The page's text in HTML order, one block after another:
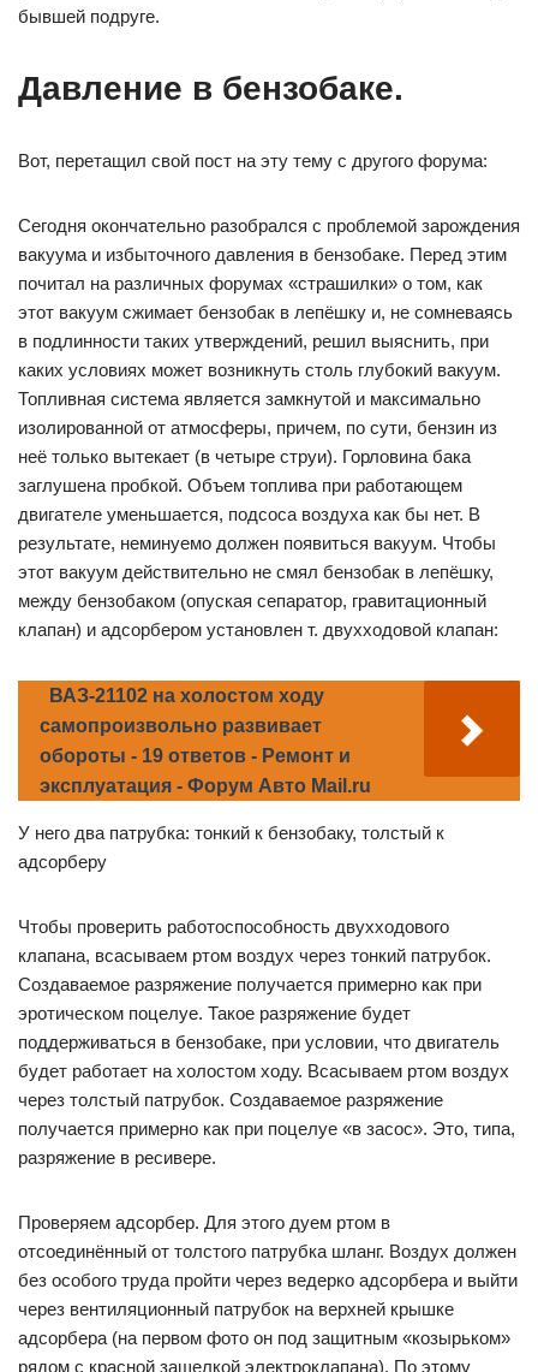
бывшей подруге.
Давление в бензобаке.
Вот, перетащил свой пост на эту тему с другого форума:
Сегодня окончательно разобрался с проблемой зарождения
вакуума и избыточного давления в бензобаке. Перед этим
почитал на различных форумах «страшилки» о том, как
этот вакуум сжимает бензобак в лепёшку и, не сомневаясь
в подлинности таких утверждений, решил выяснить, при
каких условиях может возникнуть столь глубокий вакуум.
Топливная система является замкнутой и максимально
изолированной от атмосферы, причем, по сути, бензин из
неё только вытекает (в четыре струи). Горловина бака
заглушена пробкой. Объем топлива при работающем
двигателе уменьшается, подсоса воздуха как бы нет. В
результате, неминуемо должен появиться вакуум. Чтобы
этот вакуум действительно не смял бензобак в лепёшку,
между бензобаком (опуская сепаратор, гравитационный
клапан) и адсорбером установлен т. двухходовой клапан:
ВАЗ-21102 на холостом ходу
самопроизвольно развивает
обороты - 19 ответов - Ремонт и
эксплуатация - Форум Авто Mail.ru
У него два патрубка: тонкий к бензобаку, толстый к
адсорберу
Чтобы проверить работоспособность двухходового
клапана, всасываем ртом воздух через тонкий патрубок.
Создаваемое разряжение получается примерно как при
эротическом поцелуе. Такое разряжение будет
поддерживаться в бензобаке, при условии, что двигатель
будет работает на холостом ходу. Всасываем ртом воздух
через толстый патрубок. Создаваемое разряжение
получается примерно как при поцелуе «в засос». Это, типа,
разряжение в ресивере.
Проверяем адсорбер. Для этого дуем ртом в
отсоединённый от толстого патрубка шланг. Воздух должен
без особого труда пройти через ведерко адсорбера и выйти
через вентиляционный патрубок на верхней крышке
адсорбера (на первом фото он под защитным «козырьком»
рядом с красной защелкой электроклапана). По этому